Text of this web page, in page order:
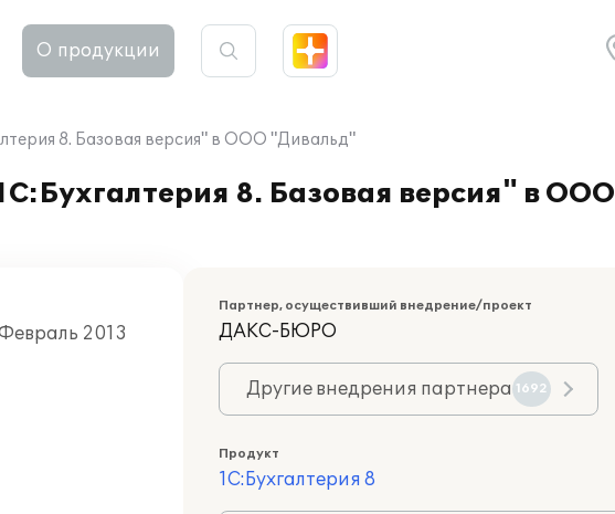
О продукции
8. Базовая версия" в ООО "Дивальд"
8. Базовая версия" в ООО
2013
Партнер, осуществивший внедрение/проект
ДАКС-БЮРО
Другие внедрения партнера 1692
Продукт
1С:Бухгалтерия 8